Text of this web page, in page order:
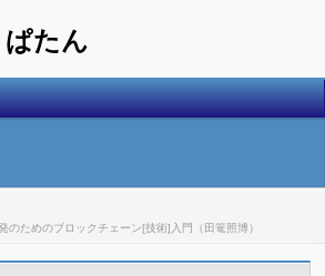
たん
のためのブロックチェーン[技術]入門（田篭照博）